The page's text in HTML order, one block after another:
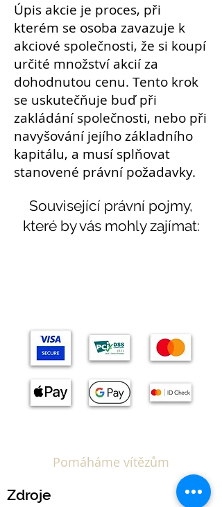
Úpis akcie je proces, při
kterém se osoba zavazuje k
akciové společnosti, že si koupí
určité množství akcií za
dohodnutou cenu. Tento krok
se uskutečňuje buď při
zakládání společnosti, nebo při
navyšování jejího základního
kapitálu, a musí splňovat
stanovené právní požadavky.
Související právní pojmy,
které by vás mohly zajímat:
Pomáháme vítězům
Zdroje